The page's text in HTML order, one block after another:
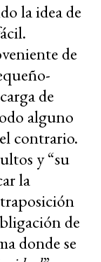
la idea de
de
de
alguno
contrario.
y “su
la
de
donde se